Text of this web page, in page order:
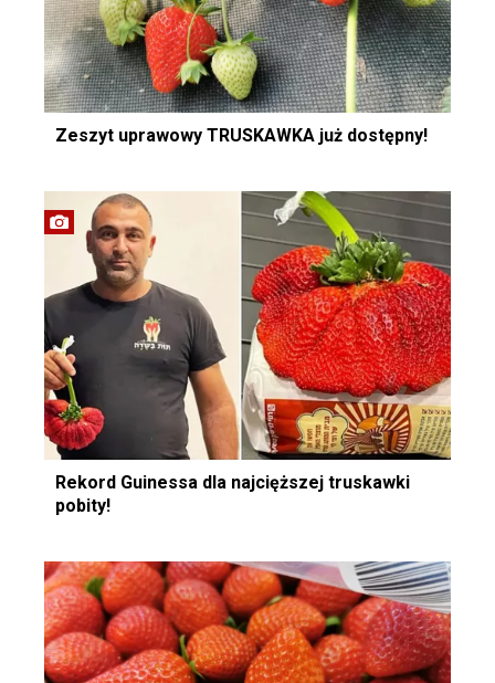
Zeszyt uprawowy TRUSKAWKA już dostępny!
Rekord Guinessa dla najcięższej truskawki
pobity!